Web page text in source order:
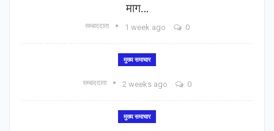
माग…
सम्बाददाता 1 week ago 0
मुख्य समाचार
सम्बाददाता 2 weeks ago 0
मुख्य समाचार